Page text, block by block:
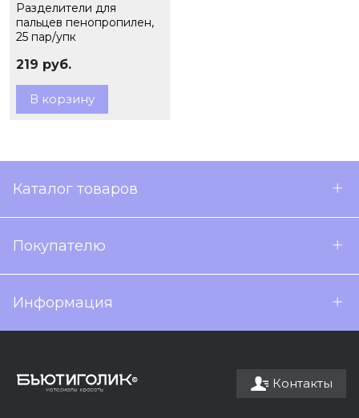
Разделители для
пальцев пенопропилен,
25 пар/упк
219 руб.
В корзину
Каталог товаров
Покупателю
Информация
Контакты